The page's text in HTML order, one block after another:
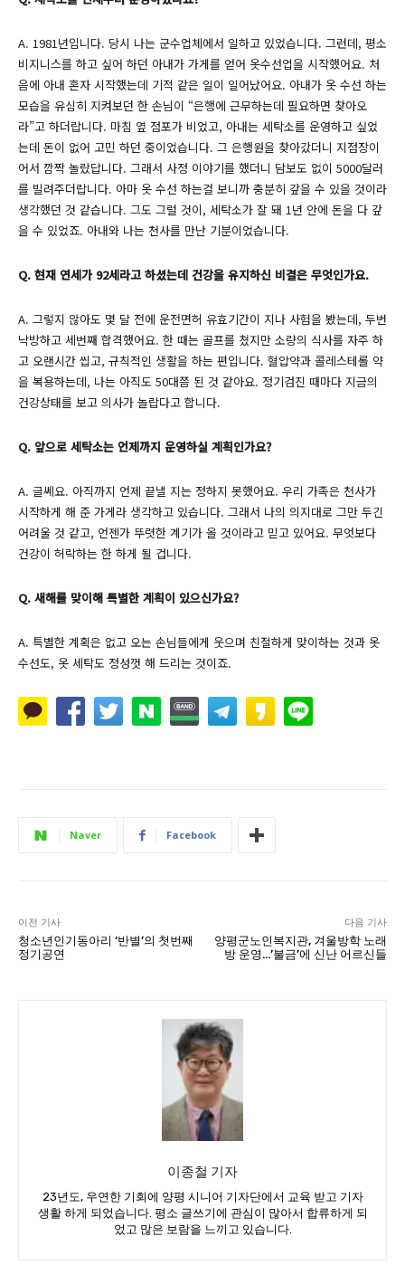
A. 1981년입니다. 당시 나는 군수업체에서 일하고 있었습니다. 그런데, 평소
비지니스를 하고 싶어 하던 아내가 가게를 얻어 옷수선업을 시작했어요. 처
음에 아내 혼자 시작했는데 기적 같은 일이 일어났어요. 아내가 옷 수선 하는
모습을 유심히 지켜보던 한 손님이 “은행에 근무하는데 필요하면 찾아오
라”고 하더랍니다. 마침 옆 점포가 비었고, 아내는 세탁소를 운영하고 싶었
는데 돈이 없어 고민 하던 중이었습니다. 그 은행원을 찾아갔더니 지점장이
어서 깜짝 놀랐답니다. 그래서 사정 이야기를 했더니 담보도 없이 5000달러
를 빌려주더랍니다. 아마 옷 수선 하는걸 보니까 충분히 갚을 수 있을 것이라
생각했던 것 같습니다. 그도 그럴 것이, 세탁소가 잘 돼 1년 안에 돈을 다 갚
을 수 있었죠. 아내와 나는 천사를 만난 기분이었습니다.
Q. 현재 연세가 92세라고 하셨는데 건강을 유지하신 비결은 무엇인가요.
A. 그렇지 않아도 몇 달 전에 운전면허 유효기간이 지나 사험을 봤는데, 두번
낙방하고 세번째 합격했어요. 한 때는 골프를 쳤지만 소량의 식사를 자주 하
고 오랜시간 씹고, 규칙적인 생활을 하는 편입니다. 혈압약과 콜레스테롤 약
을 복용하는데, 나는 아직도 50대쯤 된 것 같아요. 정기검진 때마다 지금의
건강상태를 보고 의사가 놀랍다고 합니다.
Q. 앞으로 세탁소는 언제까지 운영하실 계획인가요?
A. 글쎄요. 아직까지 언제 끝낼 지는 정하지 못했어요. 우리 가족은 천사가
시작하게 해 준 가게라 생각하고 있습니다. 그래서 나의 의지대로 그만 두긴
어려울 것 같고, 언젠가 뚜렷한 계기가 올 것이라고 믿고 있어요. 무엇보다
건강이 허락하는 한 하게 될 겁니다.
Q. 새해를 맞이해 특별한 계획이 있으신가요?
A. 특별한 계획은 없고 오는 손님들에게 웃으며 친절하게 맞이하는 것과 옷
수선도, 옷 세탁도 정성껏 해 드리는 것이죠.
Naver Facebook
이전 기사
청소년인기동아리 ‘반별’의 첫번째
정기공연
다음 기사
양평군노인복지관, 겨울방학 노래
방 운영…’불금’에 신난 어르신들
이종철 기자
23년도, 우연한 기회에 양평 시니어 기자단에서 교육 받고 기자
생활 하게 되었습니다. 평소 글쓰기에 관심이 많아서 합류하게 되
었고 많은 보람을 느끼고 있습니다.